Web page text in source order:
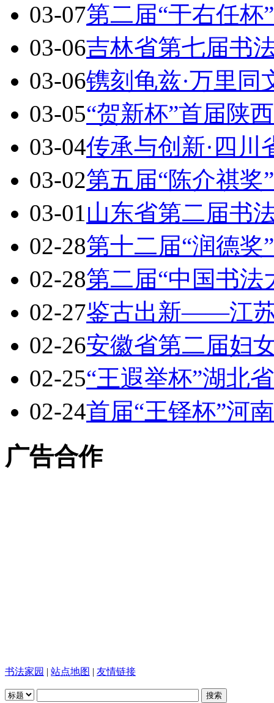
03-07第二届“于右任
03-06吉林省第七届书
03-06镌刻龟兹·万里
03-05“贺新杯”首届陕
03-04传承与创新·四
03-02第五届“陈介祺
03-01山东省第二届书
02-28第十二届“润德
02-28第二届“中国书
02-27鉴古出新——江
02-26安徽省第二届妇
02-25“王遐举杯”湖北
02-24首届“王铎杯”河
广告合作
书法家园 | 站点地图 | 友情链接